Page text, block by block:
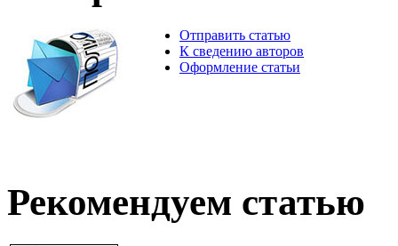
Отправить статью
К сведению авторов
Оформление статьи
Рекомендуем статью